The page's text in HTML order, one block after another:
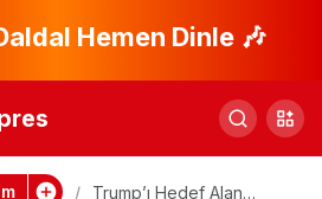
Hemen Dinle 🎶
Trump’ı Hedef Alan
Paylaş